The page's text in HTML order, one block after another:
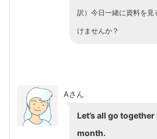
訳）今日一緒に資料を
けませんか？
Aさん
Let’s all go together
month.